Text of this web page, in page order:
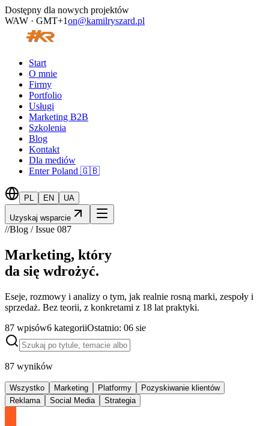
Dostępny dla nowych projektów
WAW · GMT+1on@kamilryszard.pl
Start
O mnie
Firmy
Portfolio
Usługi
Marketing B2B
Szkolenia
Blog
Kontakt
Dla mediów
Enter Poland 🇬🇧
PL EN UA
Uzyskaj wsparcie
//Blog / Issue 087
Marketing, który
da się wdrożyć.
Eseje, rozmowy i analizy o tym, jak realnie rosną marki, zespoły i
sprzedaż. Bez teorii, z konkretami z 18 lat praktyki.
87 wpisów6 kategoriiOstatnio: 06 sie
87 wyników
Wszystko Marketing Platformy
Pozyskiwanie klientów
Reklama
Social Media Strategia